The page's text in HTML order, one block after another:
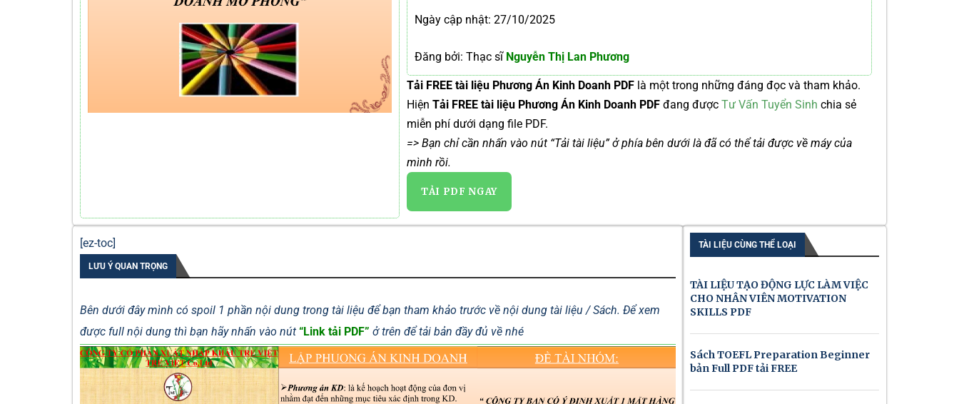
Ngày cập nhật: 27/10/2025
Đăng bởi: Thạc sĩNguyễn Thị Lan Phương
Tải FREE tài liệu Phương Án Kinh Doanh PDF là một trong những đáng đọc và tham khảo.
Hiện Tải FREE tài liệu Phương Án Kinh Doanh PDF đang được Tư Vấn Tuyển Sinh chia sẻ
miễn phí dưới dạng file PDF.
=> Bạn chỉ cần nhấn vào nút “Tải tài liệu” ở phía bên dưới là đã có thể tải được về máy của
mình rồi.
TẢI PDF NGAY
[ez-toc]
LƯU Ý QUAN TRỌNG
Bên dưới đây mình có spoil 1 phần nội dung trong tài liệu để bạn tham khảo trước về nội dung tài liệu / Sách. Để xem
được full nội dung thì bạn hãy nhấn vào nút “Link tải PDF” ở trên để tải bản đầy đủ về nhé
TÀI LIỆU CÙNG THỂ LOẠI
TÀI LIỆU TẠO ĐỘNG LỰC LÀM VIỆC
CHO NHÂN VIÊN MOTIVATION
SKILLS PDF
Sách TOEFL Preparation Beginner
bản Full PDF tải FREE